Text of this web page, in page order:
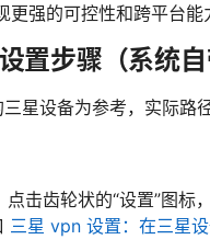
强的可控性和跨平台能
置步骤（系统自
星设备为参考，实际路
击齿轮状的“设置”图标
三星 vpn 设置：在三星